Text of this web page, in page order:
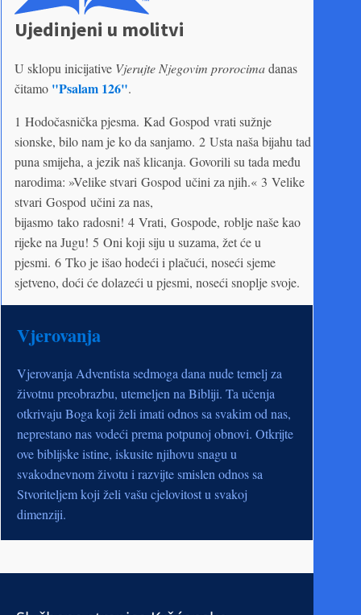
Ujedinjeni u molitvi
U sklopu inicijative Vjerujte Njegovim prorocimadanas
čitamo "Psalam 126".
1 Hodočasnička pjesma. Kad Gospod vrati sužnje
sionske, bilo nam je ko da sanjamo. 2 Usta naša bijahu tad
puna smijeha, a jezik naš klicanja. Govorili su tada među
narodima: »Velike stvari Gospod učini za njih.« 3 Velike
stvari Gospod učini za nas,
bijasmo tako radosni! 4 Vrati, Gospode, roblje naše kao
rijeke na Jugu! 5 Oni koji siju u suzama, žet će u
pjesmi. 6 Tko je išao hodeći i plačući, noseći sjeme
sjetveno, doći će dolazeći u pjesmi, noseći snoplje svoje.
Vjerovanja
Vjerovanja Adventista sedmoga dana nude temelj za
životnu preobrazbu, utemeljen na Bibliji. Ta učenja
otkrivaju Boga koji želi imati odnos sa svakim od nas,
neprestano nas vodeći prema potpunoj obnovi. Otkrijte
ove biblijske istine, iskusite njihovu snagu u
svakodnevnom životu i razvijte smislen odnos sa
Stvoriteljem koji želi vašu cjelovitost u svakoj
dimenziji.